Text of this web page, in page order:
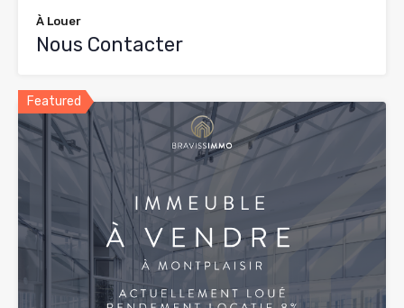
À Louer
Nous Contacter
Featured